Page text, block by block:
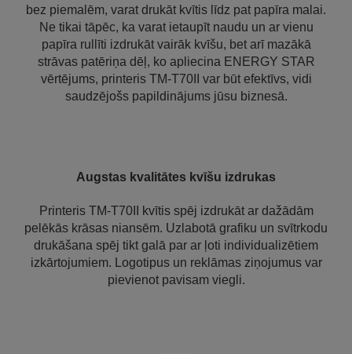
bez piemalēm, varat drukāt kvītis līdz pat papīra malai.
Ne tikai tāpēc, ka varat ietaupīt naudu un ar vienu
papīra rullīti izdrukāt vairāk kvīšu, bet arī mazākā
strāvas patēriņa dēļ, ko apliecina ENERGY STAR
vērtējums, printeris TM-T70II var būt efektīvs, vidi
saudzējošs papildinājums jūsu biznesā.
Augstas kvalitātes kvīšu izdrukas
Printeris TM-T70II kvītis spēj izdrukāt ar dažādām
pelēkās krāsas niansēm. Uzlabotā grafiku un svītrkodu
drukāšana spēj tikt galā par ar ļoti individualizētiem
izkārtojumiem. Logotipus un reklāmas ziņojumus var
pievienot pavisam viegli.